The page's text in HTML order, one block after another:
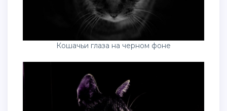
Кошачьи глаза на черном фоне